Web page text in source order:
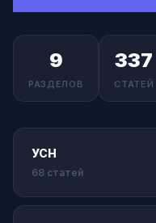
9
РАЗДЕЛОВ
337
СТАТЕЙ
УСН
68 статей